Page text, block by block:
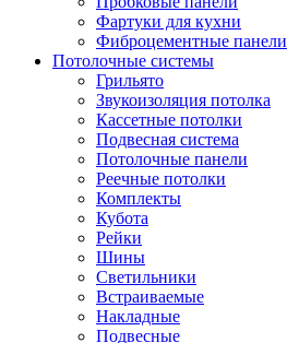
Фартуки для кухни
Фиброцементные панели
Потолочные системы
Грильято
Звукоизоляция потолка
Кассетные потолки
Подвесная система
Потолочные панели
Реечные потолки
Комплекты
Кубота
Рейки
Шины
Светильники
Встраиваемые
Накладные
Подвесные